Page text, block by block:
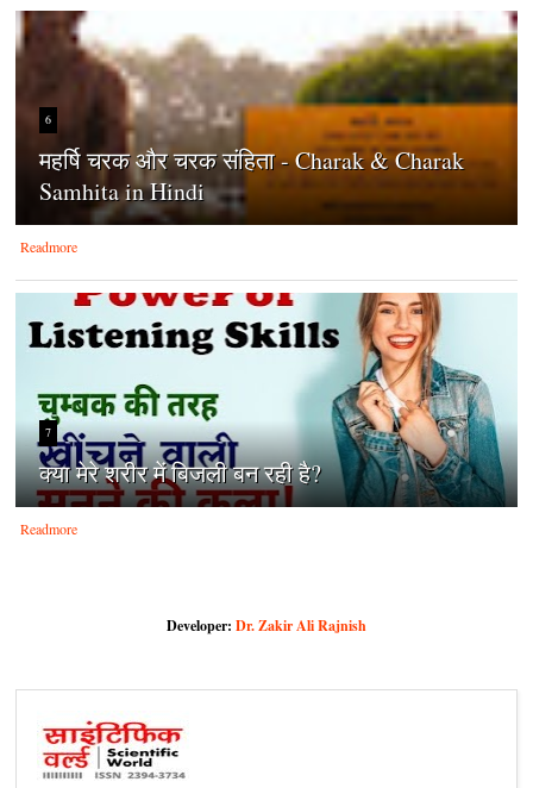
6
महर्षि चरक और चरक संहिता - Charak & Charak
Samhita in Hindi
Readmore
7
क्‍या मेरे शरीर में बिजली बन रही है?
Readmore
Developer: Dr. Zakir Ali Rajnish